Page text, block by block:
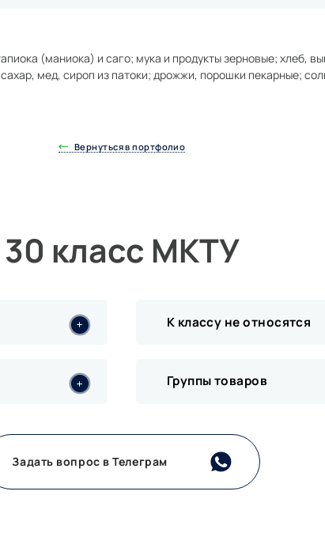
(маниока) и саго; мука и продукты зерновые; хлеб,
мед, сироп из патоки; дрожжи, порошки пекарные;
Вернуться в портфолио
30 класс МКТУ
К классу не относятся
Группы товаров
Задать вопрос в Телеграм